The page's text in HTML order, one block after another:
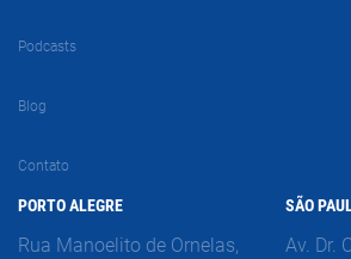
Podcasts
Blog
Contato
PORTO ALEGRE
Rua Manoelito de Ornelas,
SÃO
Av. Dr.